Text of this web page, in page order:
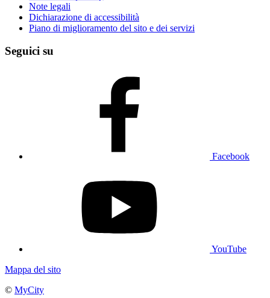
Note legali
Dichiarazione di accessibilità
Piano di miglioramento del sito e dei servizi
Seguici su
Facebook
YouTube
Mappa del sito
© MyCity